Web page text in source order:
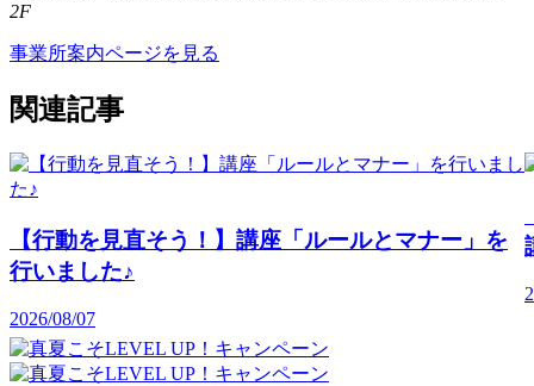
2F
事業所案内ページを見る
関連記事
【行動を見直そう！】講座「ルールとマナー」を
行いました♪
2026/08/07